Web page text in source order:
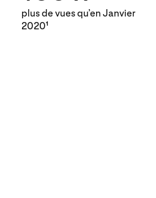
plus de vues qu’en Janvier
20201